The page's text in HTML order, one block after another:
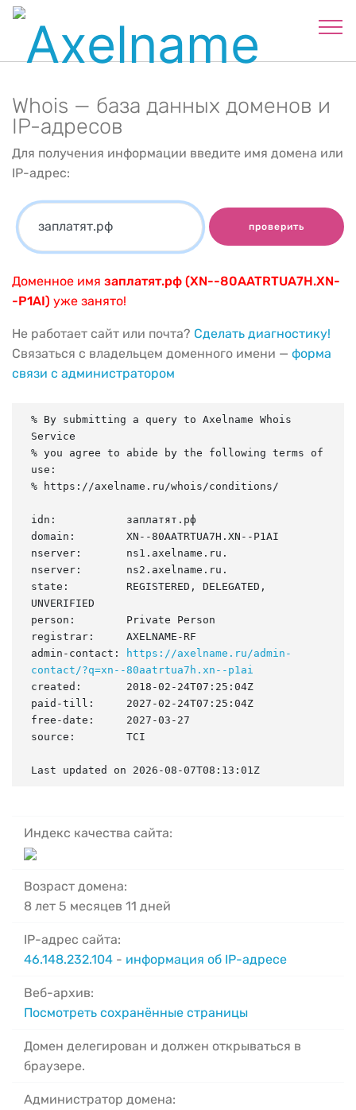
Whois — база данных доменов и
IP-адресов
Для получения информации введите имя домена или
IP-адрес:
проверить
Доменное имя заплатят.рф (XN--80AATRTUA7H.XN-
-P1AI) уже занято!
Не работает сайт или почта? Сделать диагностику!
Связаться с владельцем доменного имени — форма
связи с администратором
% By submitting a query to Axelname Whois
Service
% you agree to abide by the following terms of
use:
% https://axelname.ru/whois/conditions/
idn:           заплатят.рф
domain:        XN--80AATRTUA7H.XN--P1AI
nserver:       ns1.axelname.ru.
nserver:       ns2.axelname.ru.
state:         REGISTERED, DELEGATED,
UNVERIFIED
person:        Private Person
registrar:     AXELNAME-RF
admin-contact:
https://axelname.ru/admin-
contact/?q=xn--80aatrtua7h.xn--p1ai
created:       2018-02-24T07:25:04Z
paid-till:     2027-02-24T07:25:04Z
free-date:     2027-03-27
source:        TCI
Last updated on 2026-08-07T08:13:01Z
Индекс качества сайта:
Возраст домена:
8 лет 5 месяцев 11 дней
IP-адрес сайта:
46.148.232.104 - информация об IP-адресе
Веб-архив:
Посмотреть сохранённые страницы
Домен делегирован и должен открываться в
браузере.
Администратор домена: